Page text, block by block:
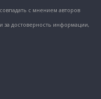
с мнением авторов
за достоверность информации,